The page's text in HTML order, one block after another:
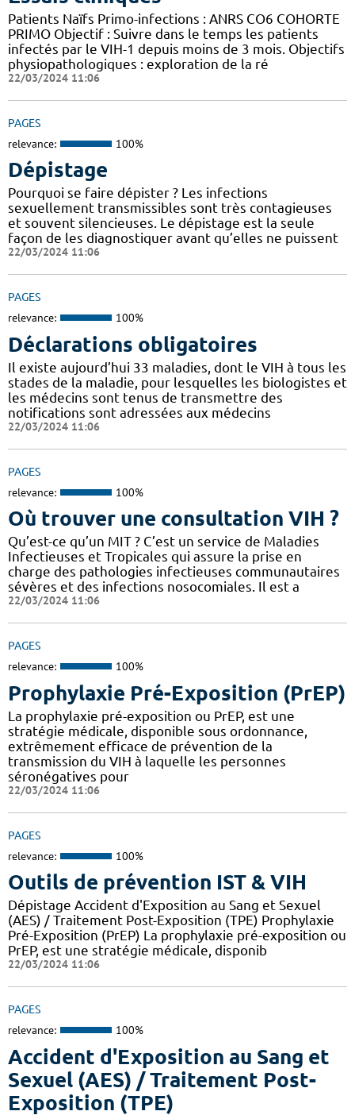
Patients Naïfs Primo-infections : ANRS CO6 COHORTE
PRIMO Objectif : Suivre dans le temps les patients
infectés par le VIH-1 depuis moins de 3 mois. Objectifs
physiopathologiques : exploration de la ré
22/03/2024 11:06
PAGES
relevance: 100%
Dépistage
Pourquoi se faire dépister ? Les infections
sexuellement transmissibles sont très contagieuses
et souvent silencieuses. Le dépistage est la seule
façon de les diagnostiquer avant qu’elles ne puissent
22/03/2024 11:06
PAGES
relevance: 100%
Déclarations obligatoires
Il existe aujourd’hui 33 maladies, dont le VIH à tous les
stades de la maladie, pour lesquelles les biologistes et
les médecins sont tenus de transmettre des
notifications sont adressées aux médecins
22/03/2024 11:06
PAGES
relevance: 100%
Où trouver une consultation VIH ?
Qu’est-ce qu’un MIT ? C’est un service de Maladies
Infectieuses et Tropicales qui assure la prise en
charge des pathologies infectieuses communautaires
sévères et des infections nosocomiales. Il est a
22/03/2024 11:06
PAGES
relevance: 100%
Prophylaxie Pré-Exposition (PrEP)
La prophylaxie pré-exposition ou PrEP, est une
stratégie médicale, disponible sous ordonnance,
extrêmement efficace de prévention de la
transmission du VIH à laquelle les personnes
séronégatives pour
22/03/2024 11:06
PAGES
relevance: 100%
Outils de prévention IST & VIH
Dépistage Accident d'Exposition au Sang et Sexuel
(AES) / Traitement Post-Exposition (TPE) Prophylaxie
Pré-Exposition (PrEP) La prophylaxie pré-exposition ou
PrEP, est une stratégie médicale, disponib
22/03/2024 11:06
PAGES
relevance: 100%
Accident d'Exposition au Sang et
Sexuel (AES) / Traitement Post-
Exposition (TPE)